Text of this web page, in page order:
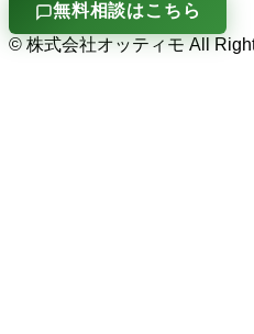
無料相談はこちら
© 株式会社オッティモ All